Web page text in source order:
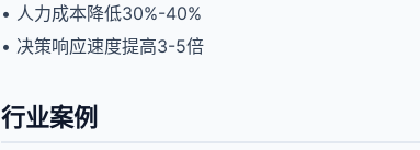
• 人力成本降低30%-40%
• 决策响应速度提高3-5倍
行业案例